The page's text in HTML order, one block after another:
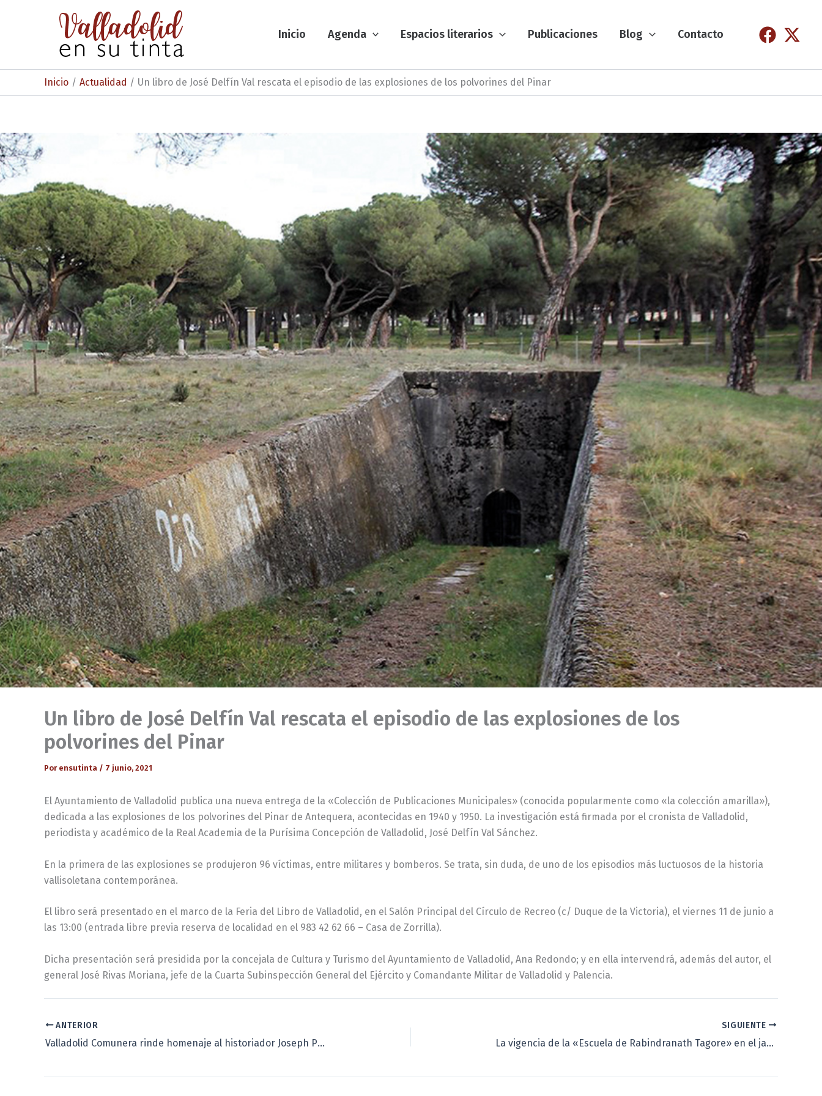
Inicio Agenda Espacios literarios Publicaciones Blog Contacto
Inicio Actualidad Un libro de José Delfín Val rescata el episodio de las explosiones de los polvorines del Pinar
Un libro de José Delfín Val rescata el episodio de las explosiones de los
polvorines del Pinar
Por ensutinta / 7 junio, 2021
El Ayuntamiento de Valladolid publica una nueva entrega de la «Colección de Publicaciones Municipales» (conocida popularmente como «la colección amarilla»),
dedicada a las explosiones de los polvorines del Pinar de Antequera, acontecidas en 1940 y 1950. La investigación está firmada por el cronista de Valladolid,
periodista y académico de la Real Academia de la Purísima Concepción de Valladolid, José Delfín Val Sánchez.
En la primera de las explosiones se produjeron 96 víctimas, entre militares y bomberos. Se trata, sin duda, de uno de los episodios más luctuosos de la historia
vallisoletana contemporánea.
El libro será presentado en el marco de la Feria del Libro de Valladolid, en el Salón Principal del Círculo de Recreo (c/ Duque de la Victoria), el viernes 11 de junio a
las 13:00 (entrada libre previa reserva de localidad en el 983 42 62 66 – Casa de Zorrilla).
Dicha presentación será presidida por la concejala de Cultura y Turismo del Ayuntamiento de Valladolid, Ana Redondo; y en ella intervendrá, además del autor, el
general José Rivas Moriana, jefe de la Cuarta Subinspección General del Ejército y Comandante Militar de Valladolid y Palencia.
ANTERIOR
Valladolid Comunera rinde homenaje al historiador Joseph Pérez en la Feria del Libro
SIGUIENTE
La vigencia de la «Escuela de Rabindranath Tagore» en el jardín romántico de la Casa de Zorrilla